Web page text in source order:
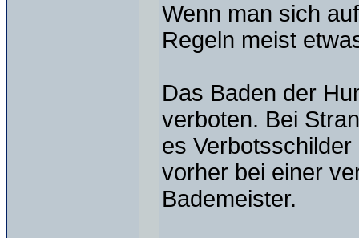
Wenn man sich
Regeln meist
Das Baden der
verboten. Bei
es
vorher bei einer
Bademeister.